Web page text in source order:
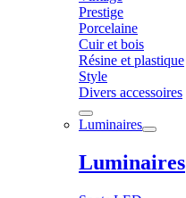
Prestige
Porcelaine
Cuir et bois
Résine et plastique
Style
Divers accessoires
Luminaires
Luminaires